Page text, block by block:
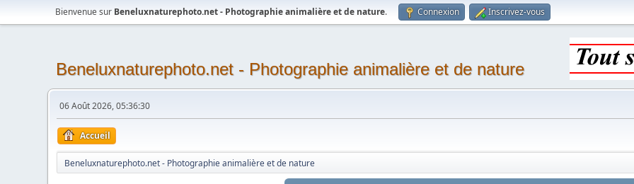
Bienvenue sur Beneluxnaturephoto.net - Photographie animalière et de nature. Connexion Inscrivez-vous
Beneluxnaturephoto.net - Photographie animalière et de nature
06 Août 2026, 05:36:30
Accueil
Beneluxnaturephoto.net - Photographie animalière et de nature